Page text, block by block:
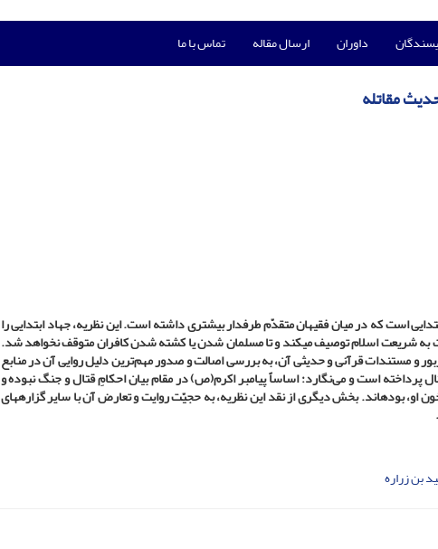
داوران ارسال مقاله تماس با ما
مقاتله
است که در میان فقیهان متقدّم طرفدار بیشتری داشته است. این نظریه، جهاد ابتدایی را
شریعت اسلام توصیف می­کند و تا مسلمان شدن یا کشته شدن کافران متوقف نخواهد شد.
و مستندات قرآنی و حدیثی آن، به بررسی اصالت و صدور مهم‌ترین دلیل روایی آن در منابع
است و می‌نگارد: اساساً پیامبر اکرم(ص) در مقام بیان احکامِ قتال و جنگ نبوده و
بوده­اند. بخش دیگری از نقد این نظریه، به حجیّت روایت و تعارض آن با سایر گزاره­های
بن زراره